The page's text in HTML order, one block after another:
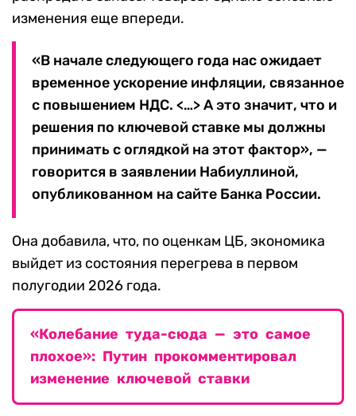
изменения еще впереди.
«В начале следующего года нас ожидает
временное ускорение инфляции, связанное
с повышением НДС. <…> А это значит, что и
решения по ключевой ставке мы должны
принимать с оглядкой на этот фактор», —
говорится в заявлении Набиуллиной,
опубликованном на сайте Банка России.
Она добавила, что, по оценкам ЦБ, экономика
выйдет из состояния перегрева в первом
полугодии 2026 года.
«Колебание туда-сюда — это самое
плохое»: Путин прокомментировал
изменение ключевой ставки